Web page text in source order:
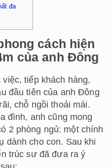
đa
cách hiện
của anh Đông
tiếp khách hàng,
đầu tiên của anh Đông
chỗ ngồi thoải mái.
đình, anh cũng mong
2 phòng ngủ: một chính
dành cho con. Sau khi
trúc sư đã đưa ra ý